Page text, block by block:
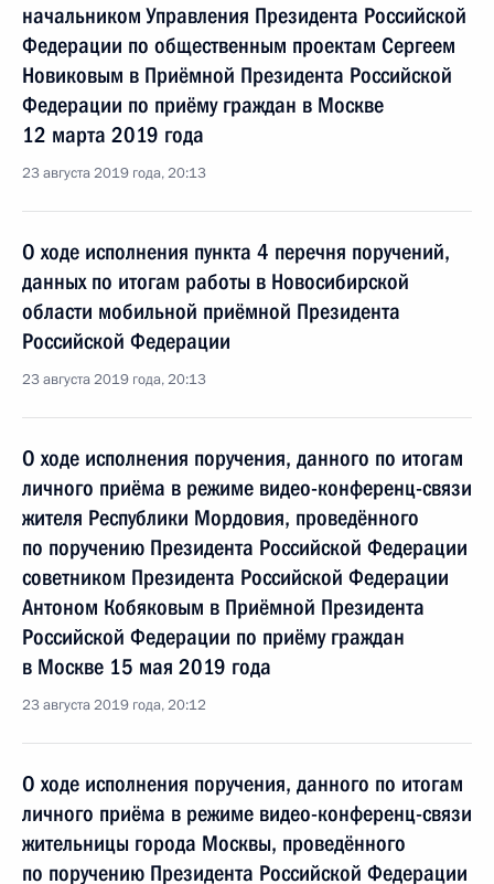
начальником Управления Президента Российской
Федерации по общественным проектам Сергеем
Новиковым в Приёмной Президента Российской
Федерации по приёму граждан в Москве
12 марта 2019 года
23 августа 2019 года, 20:13
О ходе исполнения пункта 4 перечня поручений,
данных по итогам работы в Новосибирской
области мобильной приёмной Президента
Российской Федерации
23 августа 2019 года, 20:13
О ходе исполнения поручения, данного по итогам
личного приёма в режиме видео-конференц-связи
жителя Республики Мордовия, проведённого
по поручению Президента Российской Федерации
советником Президента Российской Федерации
Антоном Кобяковым в Приёмной Президента
Российской Федерации по приёму граждан
в Москве 15 мая 2019 года
23 августа 2019 года, 20:12
О ходе исполнения поручения, данного по итогам
личного приёма в режиме видео-конференц-связи
жительницы города Москвы, проведённого
по поручению Президента Российской Федерации